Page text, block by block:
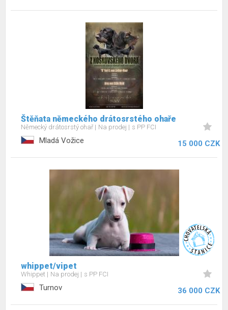
Štěňata německého drátosrstého ohaře
Německý drátosrstý ohař Na prodej s PP FCI
Mladá Vožice 15 000 CZK
whippet/vipet
Whippet Na prodej s PP FCI
Turnov 36 000 CZK